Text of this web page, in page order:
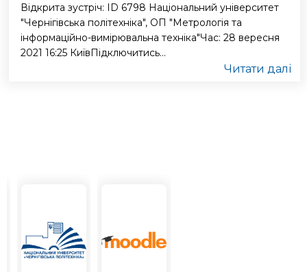
Відкрита зустріч: ID 6798 Національний університет
"Чернігівська політехніка", ОП "Метрологія та
інформаційно-вимірювальна техніка"Час: 28 вересня
2021 16:25 КиївПідключитись...
Читати далі